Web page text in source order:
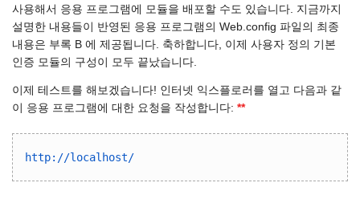
사용해서 응용 프로그램에 모듈을 배포할 수도 있습니다. 지금까지
설명한 내용들이 반영된 응용 프로그램의 Web.config 파일의 최종
내용은 부록 B 에 제공됩니다. 축하합니다, 이제 사용자 정의 기본
인증 모듈의 구성이 모두 끝났습니다.
이제 테스트를 해보겠습니다! 인터넷 익스플로러를 열고 다음과 같
이 응용 프로그램에 대한 요청을 작성합니다: **
http://localhost/